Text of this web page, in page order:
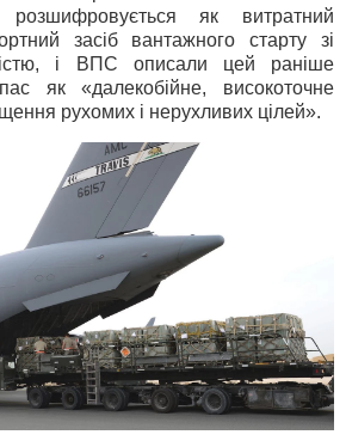
як витратний
засіб вантажного старту зі
і ВПС описали цей раніше
як «далекобійне, високоточне
рухомих і нерухливих цілей».